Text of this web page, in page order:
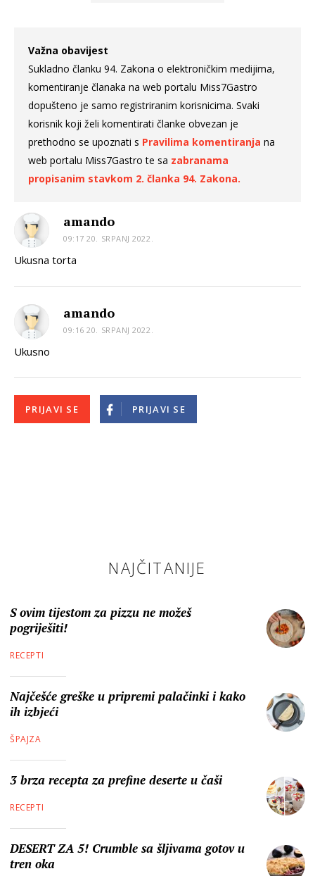
Važna obavijest
Sukladno članku 94. Zakona o elektroničkim medijima,
komentiranje članaka na web portalu Miss7Gastro
dopušteno je samo registriranim korisnicima. Svaki
korisnik koji želi komentirati članke obvezan je
prethodno se upoznati s Pravilima komentiranja na
web portalu Miss7Gastro te sa zabranama
propisanim stavkom 2. članka 94. Zakona.
amando
09:17 20. SRPANJ 2022.
Ukusna torta
amando
09:16 20. SRPANJ 2022.
Ukusno
PRIJAVI SE PRIJAVI SE
NAJČITANIJE
S ovim tijestom za pizzu ne možeš
pogriješiti!
RECEPTI
Najčešće greške u pripremi palačinki i kako
ih izbjeći
ŠPAJZA
3 brza recepta za prefine deserte u čaši
RECEPTI
DESERT ZA 5! Crumble sa šljivama gotov u
tren oka